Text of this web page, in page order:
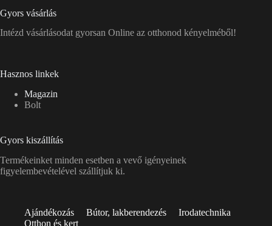
Gyors vásárlás
Intézd vásárlásodat gyorsan Online az otthonod kényelméből!
Hasznos linkek
Magazin
Bolt
Gyors kiszállítás
Termékeinket minden esetben a vevő igényeinek
figyelembevételével szállítjuk ki.
Ajándékozás Bútor, lakberendezés
Irodatechnika
Otthon és kert